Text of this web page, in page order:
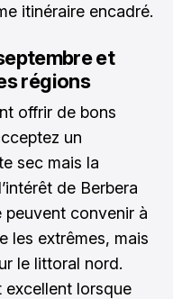
itinéraire encadré.
et
régions
offrir de bons
un
sec mais la
de Berbera
peuvent convenir à
les extrêmes, mais
le littoral nord.
excellent lorsque